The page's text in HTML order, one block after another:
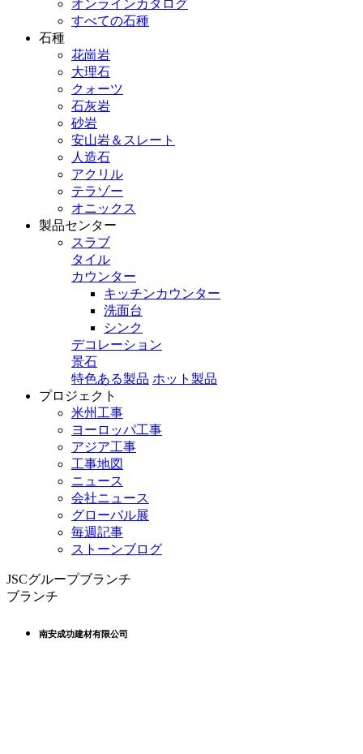
オンラインカタログ
すべての石種
石種
花崗岩
大理石
クォーツ
石灰岩
砂岩
安山岩＆スレート
人造石
アクリル
テラゾー
オニックス
製品センター
スラブ
タイル
カウンター
キッチンカウンター
洗面台
シンク
デコレーション
景石
特色ある製品 ホット製品
プロジェクト
米州工事
ヨーロッパ工事
アジア工事
工事地図
ニュース
会社ニュース
グローバル展
毎週記事
ストーンブログ
JSCグループブランチ
ブランチ
南安成功建材有限公司